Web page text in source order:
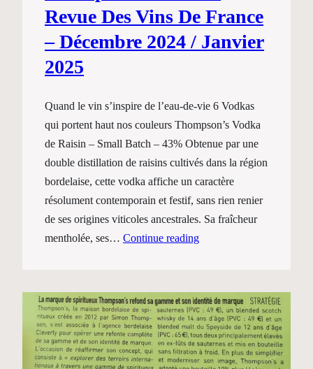
Revue Des Vins De France
– Décembre 2024 / Janvier
2025
Quand le vin s’inspire de l’eau-de-vie 6 Vodkas
qui portent haut nos couleurs Thompson’s Vodka
de Raisin – Small Batch – 43% Obtenue par une
double distillation de raisins cultivés dans la région
bordelaise, cette vodka affiche un caractère
résolument contemporain et festif, sans rien renier
de ses origines viticoles ancestrales. Sa fraîcheur
mentholée, ses… Continue reading